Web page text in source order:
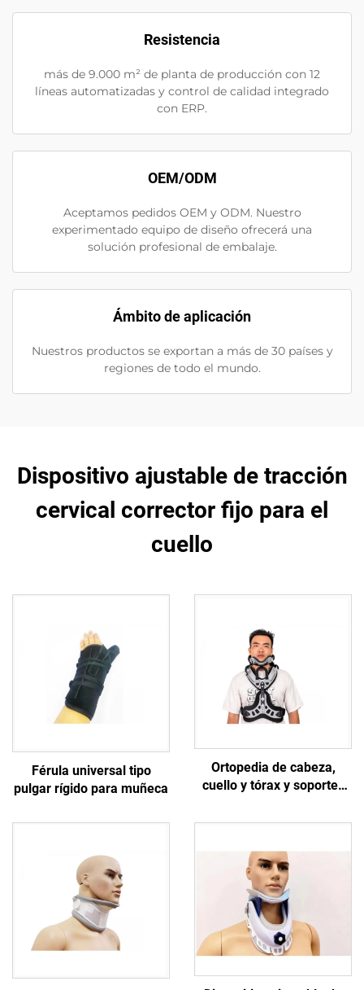
Resistencia
más de 9.000 m² de planta de producción con 12
líneas automatizadas y control de calidad integrado
con ERP.
OEM/ODM
Aceptamos pedidos OEM y ODM. Nuestro
experimentado equipo de diseño ofrecerá una
solución profesional de embalaje.
Ámbito de aplicación
Nuestros productos se exportan a más de 30 países y
regiones de todo el mundo.
Dispositivo ajustable de tracción
cervical corrector fijo para el
cuello
Férula universal tipo
pulgar rígido para muñeca
Ortopedia de cabeza,
cuello y tórax y soportes